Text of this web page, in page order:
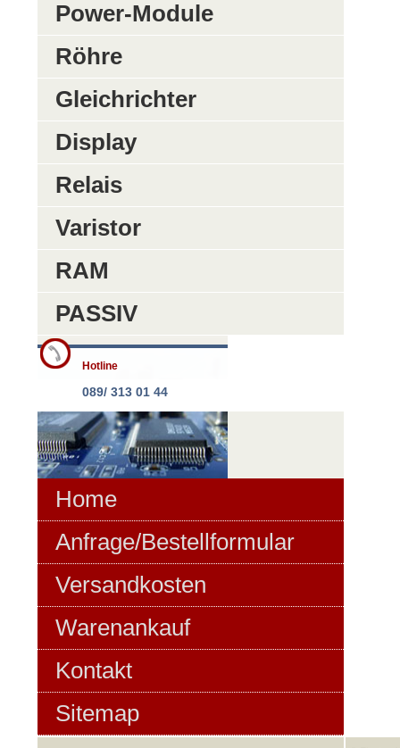
Power-Module
Röhre
Gleichrichter
Display
Relais
Varistor
RAM
PASSIV
Hotline
089/ 313 01 44
Home
Anfrage/Bestellformular
Versandkosten
Warenankauf
Kontakt
Sitemap